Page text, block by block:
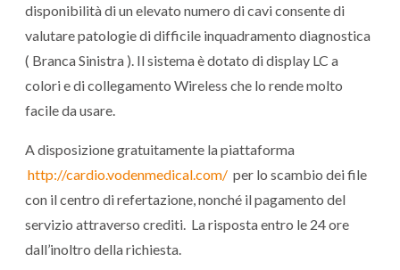
disponibilità di un elevato numero di cavi consente di
valutare patologie di difficile inquadramento diagnostica
( Branca Sinistra ). Il sistema è dotato di display LC a
colori e di collegamento Wireless che lo rende molto
facile da usare.
A disposizione gratuitamente la piattaforma
http://cardio.vodenmedical.com/ per lo scambio dei file
con il centro di refertazione, nonché il pagamento del
servizio attraverso crediti. La risposta entro le 24 ore
dall’inoltro della richiesta.